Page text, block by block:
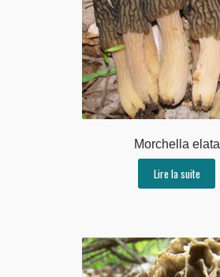
Morchella elata
Lire la suite